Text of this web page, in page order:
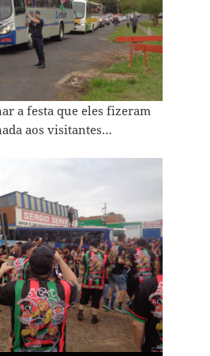
a festa que eles fizeram
aos visitantes…